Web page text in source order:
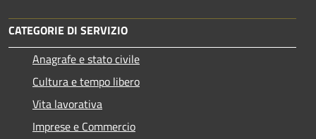
CATEGORIE DI SERVIZIO
Anagrafe e stato civile
Cultura e tempo libero
Vita lavorativa
Imprese e Commercio